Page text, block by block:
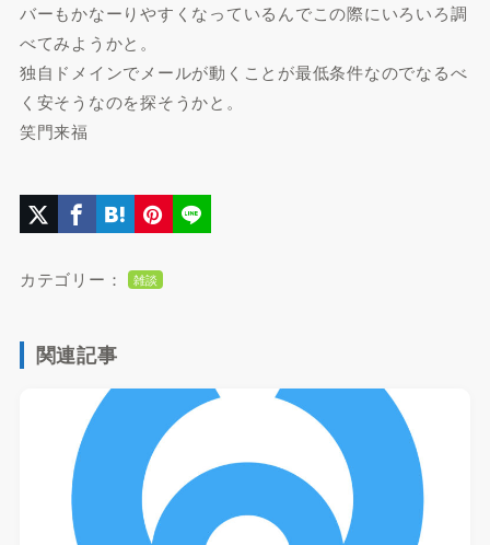
バーもかなーりやすくなっているんでこの際にいろいろ調
べてみようかと。
独自ドメインでメールが動くことが最低条件なのでなるべ
く安そうなのを探そうかと。
笑門来福
カテゴリー： 雑談
関連記事